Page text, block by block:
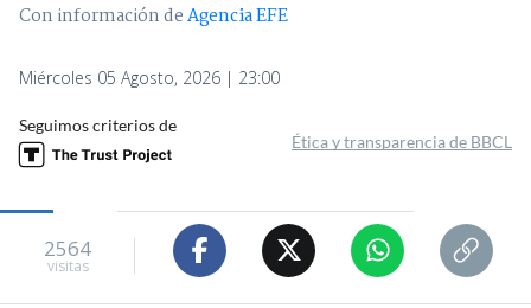
Con información deAgencia EFE
Miércoles 05 Agosto, 2026 | 23:00
Seguimos criterios de
Ética y transparencia de BBCL
2564
visitas